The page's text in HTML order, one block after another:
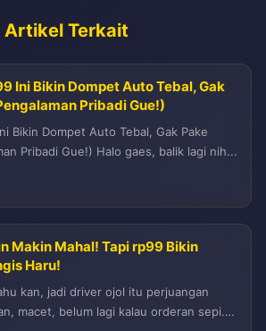
Artikel Terkait
Ini Bikin Dompet Auto Tebal, Gak
Pribadi Gue!)
Bikin Dompet Auto Tebal, Gak Pake
Pribadi Gue!) Halo gaes, balik lagi nih...
Makin Mahal! Tapi rp99 Bikin
Haru!
kan, jadi driver ojol itu perjuangan
macet, belum lagi kalau orderan sepi.